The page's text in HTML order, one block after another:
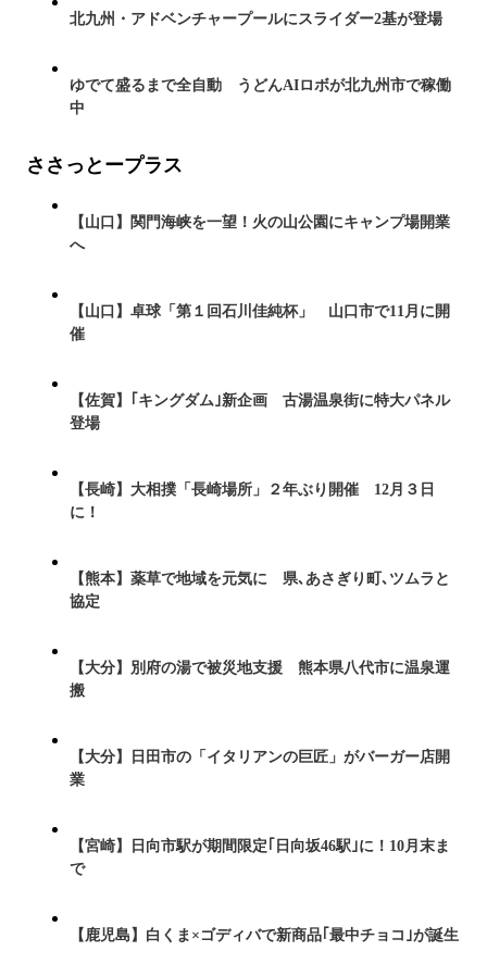
北九州・アドベンチャープールにスライダー2基が登場
ゆでて盛るまで全自動 うどんAIロボが北九州市で稼働
中
ささっとープラス
【山口】関門海峡を一望！火の山公園にキャンプ場開業
へ
【山口】卓球「第１回石川佳純杯」 山口市で11月に開
催
【佐賀】｢キングダム｣新企画 古湯温泉街に特大パネル
登場
【長崎】大相撲「長崎場所」２年ぶり開催 12月３日
に！
【熊本】薬草で地域を元気に 県､あさぎり町､ツムラと
協定
【大分】別府の湯で被災地支援 熊本県八代市に温泉運
搬
【大分】日田市の「イタリアンの巨匠」がバーガー店開
業
【宮崎】日向市駅が期間限定｢日向坂46駅｣に！10月末ま
で
【鹿児島】白くま×ゴディバで新商品｢最中チョコ｣が誕生